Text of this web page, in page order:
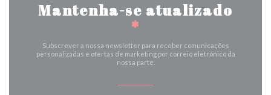
Mantenha-se atualizado
*
Subscrever a nossa newsletter para receber comunicações
personalizadas e ofertas de marketing por correio eletrónico da
nossa parte.